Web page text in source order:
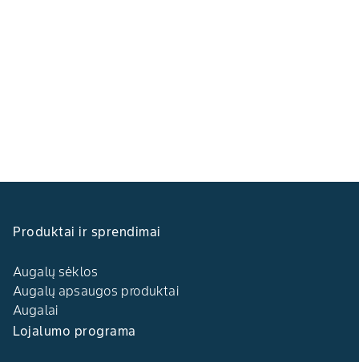
Produktai ir sprendimai
Augalų sėklos
Augalų apsaugos produktai
Augalai
Lojalumo programa